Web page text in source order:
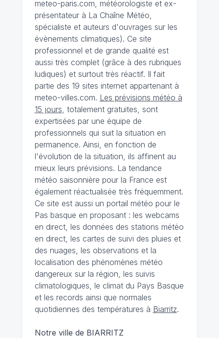
meteo-paris.com, météorologiste et ex-
présentateur à La Chaîne Météo,
spécialiste et auteurs d'ouvrages sur les
évènements climatiques). Ce site
professionnel et de grande qualité est
aussi très complet (grâce à des rubriques
ludiques) et surtout très réactif. Il fait
partie des 19 sites internet appartenant à
meteo-villes.com. Les prévisions météo à
15 jours , totalement gratuites, sont
expertisées par une équipe de
professionnels qui suit la situation en
permanence. Ainsi, en fonction de
l'évolution de la situation, ils affinent au
mieux leurs prévisions. La tendance
météo saisonnière pour la France est
également réactualisée très fréquemment.
Ce site est aussi un portail météo pour le
Pas basque en proposant : les webcams
en direct, les données des stations météo
en direct, les cartes de suivi des pluies et
des nuages, les observations et la
localisation des phénomènes météo
dangereux sur la région, les suivis
climatologiques, le climat du Pays Basque
et les records ainsi que normales
quotidiennes des températures à Biarritz.
Notre ville de BIARRITZ